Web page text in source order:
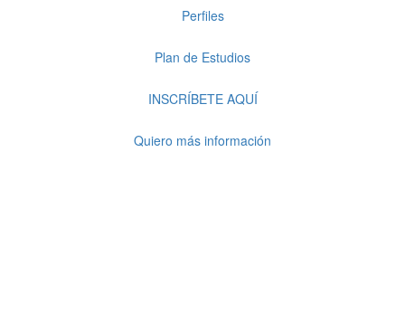
Perfiles
Plan de Estudios
INSCRÍBETE AQUÍ
Quiero más información